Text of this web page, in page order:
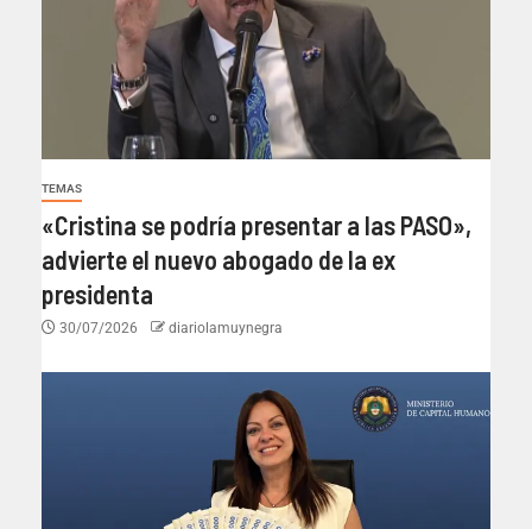
TEMAS
«Cristina se podría presentar a las PASO»,
advierte el nuevo abogado de la ex
presidenta
30/07/2026 diariolamuynegra